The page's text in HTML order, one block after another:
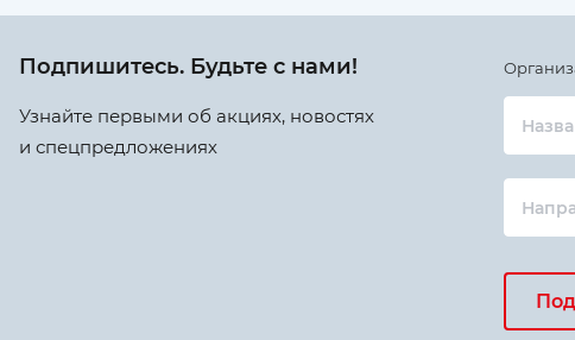
Подпишитесь. Будьте с нами!
Узнайте первыми об акциях, новостях
и спецпредложениях